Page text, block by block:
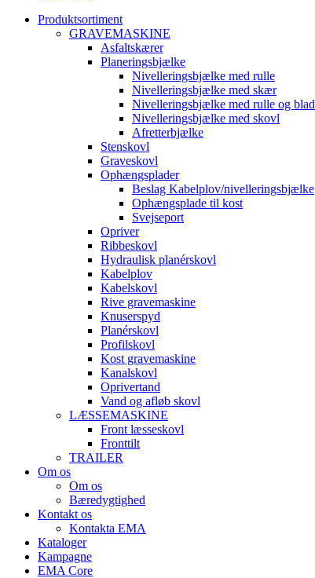
Produktsortiment
GRAVEMASKINE
Asfaltskærer
Planeringsbjælke
Nivelleringsbjælke med rulle
Nivelleringsbjælke med skær
Nivelleringsbjælke med rulle og blad
Nivelleringsbjælke med skovl
Afretterbjælke
Stenskovl
Graveskovl
Ophængsplader
Beslag Kabelplov/nivelleringsbjælke
Ophængsplade til kost
Svejseport
Opriver
Ribbeskovl
Hydraulisk planérskovl
Kabelplov
Kabelskovl
Rive gravemaskine
Knuserspyd
Planérskovl
Profilskovl
Kost gravemaskine
Kanalskovl
Oprivertand
Vand og afløb skovl
LÆSSEMASKINE
Front læsseskovl
Fronttilt
TRAILER
Om os
Om os
Bæredygtighed
Kontakt os
Kontakta EMA
Kataloger
Kampagne
EMA Core